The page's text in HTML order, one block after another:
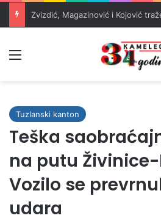
Tuzlanski kanton
Teška
na putu
Vozilo se
udara